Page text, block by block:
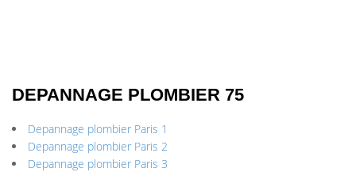
DEPANNAGE PLOMBIER 75
Depannage plombier Paris 1
Depannage plombier Paris 2
Depannage plombier Paris 3